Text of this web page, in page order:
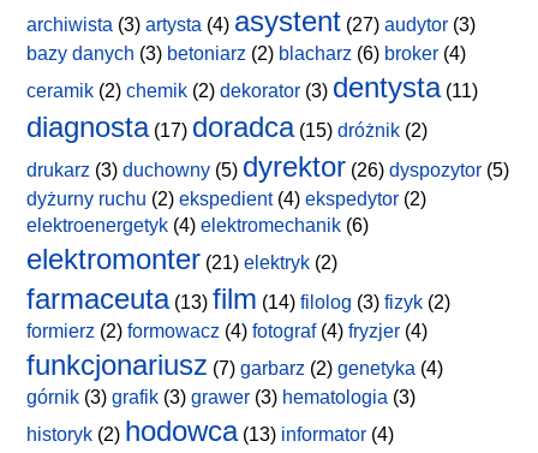
archiwista (3) artysta (4) asystent (27) audytor (3)
bazy danych (3) betoniarz (2) blacharz (6) broker (4)
ceramik (2) chemik (2) dekorator (3) dentysta(11)
diagnosta(17) doradca(15) dróżnik (2)
drukarz (3) duchowny (5) dyrektor (26) dyspozytor (5)
dyżurny ruchu (2) ekspedient(4) ekspedytor (2)
elektroenergetyk (4) elektromechanik (6)
elektromonter (21) elektryk (2)
farmaceuta(13) film (14) filolog (3) fizyk (2)
formierz (2) formowacz (4) fotograf(4) fryzjer (4)
funkcjonariusz (7) garbarz (2) genetyka (4)
górnik (3) grafik (3) grawer (3) hematologia (3)
historyk (2) hodowca(13) informator (4)